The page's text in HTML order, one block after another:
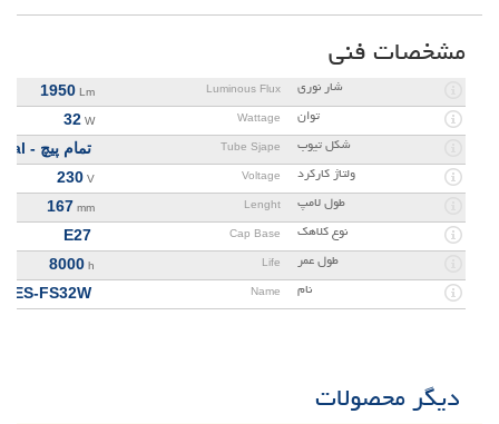
مشخصات فنی
شار نوری Luminous Flux
Lm
1950
توان Wattage
W
32
شکل تیوب Tube Sjape تمام پیچ - Full Spiral
ولتاژ کارکرد Voltage
V
230
طول لامپ Lenght
mm
167
نوع کلاهک Cap Base
E27
طول عمر Life
h
8000
نام Name
NES-FS32W
دیگر محصولات